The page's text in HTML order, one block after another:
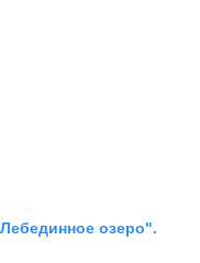
озеро".